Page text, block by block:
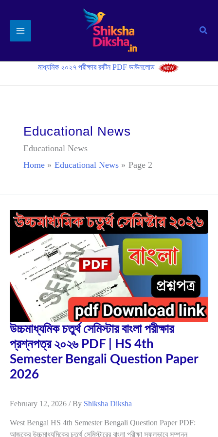
content
মাধ্যমিক ২০২৭ পরীক্ষার রুটিন PDF ডাউনলোড
Educational News
Educational News
Home
Educational News Page 2
Feb
12
2026
উচ্চমাধ্যমিক চতুর্থ সেমিস্টার বাংলা পরীক্ষার
প্রশ্নপত্র ২০২৬ PDF | HS 4th
Semester Bengali Question Paper
2026
February 12, 2026 / By Shiksha Diksha
West Bengal HS 4th Semester Bengali Question Paper PDF:
আজকের উচ্চমাধ্যমিকের চতুর্থ সেমিস্টারের বাংলা পরীক্ষা সফলভাবে সম্পন্ন